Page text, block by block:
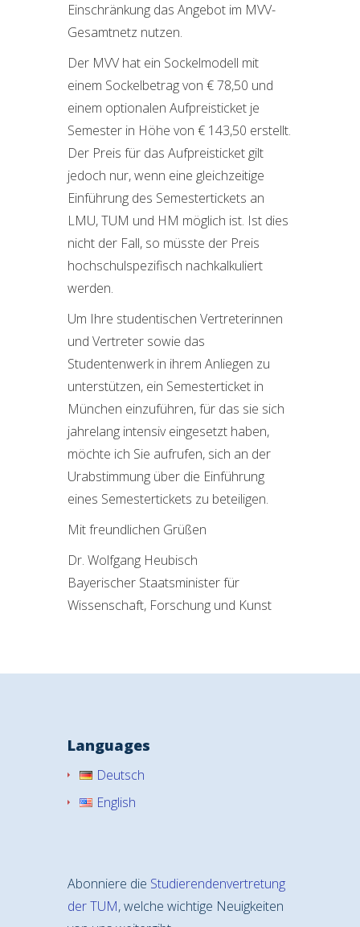
Einschränkung das Angebot im MVV-
Gesamtnetz nutzen.
Der MVV hat ein Sockelmodell mit
einem Sockelbetrag von € 78,50 und
einem optionalen Aufpreisticket je
Semester in Höhe von € 143,50 erstellt.
Der Preis für das Aufpreisticket gilt
jedoch nur, wenn eine gleichzeitige
Einführung des Semestertickets an
LMU, TUM und HM möglich ist. Ist dies
nicht der Fall, so müsste der Preis
hochschulspezifisch nachkalkuliert
werden.
Um Ihre studentischen Vertreterinnen
und Vertreter sowie das
Studentenwerk in ihrem Anliegen zu
unterstützen, ein Semesterticket in
München einzuführen, für das sie sich
jahrelang intensiv eingesetzt haben,
möchte ich Sie aufrufen, sich an der
Urabstimmung über die Einführung
eines Semestertickets zu beteiligen.
Mit freundlichen Grüßen
Dr. Wolfgang Heubisch
Bayerischer Staatsminister für
Wissenschaft, Forschung und Kunst
Languages
Deutsch
English
Abonniere die Studierendenvertretung
der TUM, welche wichtige Neuigkeiten